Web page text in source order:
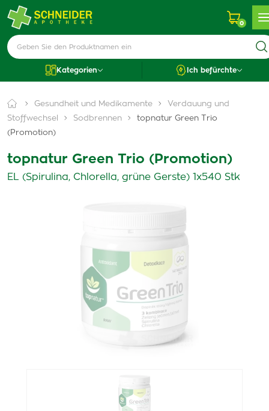
0
Kategorien Ich befürchte
Gesundheit und Medikamente
Verdauung und
Stoffwechsel
Sodbrennen
topnatur Green Trio
(Promotion)
topnatur Green Trio (Promotion)
EL (Spirulina, Chlorella, grüne Gerste) 1x540 Stk